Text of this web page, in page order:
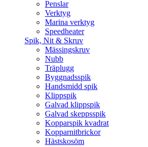
Penslar
Verktyg
Marina verktyg
Speedheater
Spik, Nit & Skruv
Mässingskruv
Nubb
Träplugg
Byggnadsspik
Handsmidd spik
Klippspik
Galvad klippspik
Galvad skeppsspik
Kopparspik kvadrat
Kopparnitbrickor
Hästskosöm